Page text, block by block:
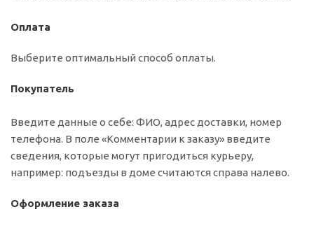
Оплата
Выберите оптимальный способ оплаты.
Покупатель
Введите данные о себе: ФИО, адрес доставки, номер
телефона. В поле «Комментарии к заказу» введите
сведения, которые могут пригодиться курьеру,
например: подъезды в доме считаются справа налево.
Оформление заказа